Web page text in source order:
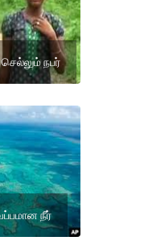
நபர்
நீர்